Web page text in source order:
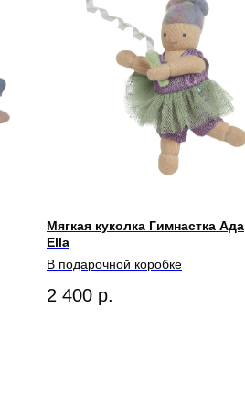
Мягкая куколка Гимнастка
Ella
В подарочной коробке
2 400 р.